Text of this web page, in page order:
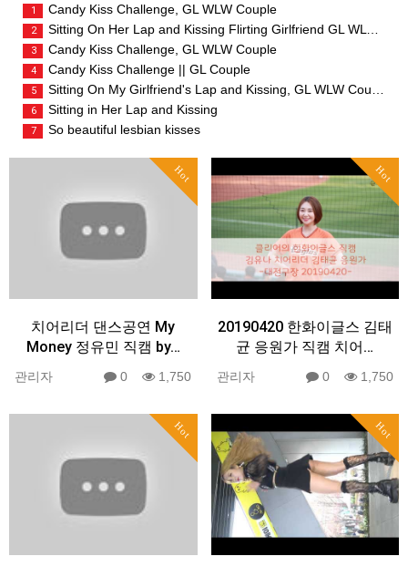
1 Candy Kiss Challenge, GL WLW Couple
2 Sitting On Her Lap and Kissing Flirting Girlfriend GL WLW Couple
3 Candy Kiss Challenge, GL WLW Couple
4 Candy Kiss Challenge || GL Couple
5 Sitting On My Girlfriend's Lap and Kissing, GL WLW Couple
6 Sitting in Her Lap and Kissing
7 So beautiful lesbian kisses
Hot
치어리더 댄스공연 My
Money 정유민 직캠 by…
관리자 0 1,750
Hot
20190420 한화이글스 김태
균 응원가 직캠 치어…
관리자 0 1,750
Hot Hot